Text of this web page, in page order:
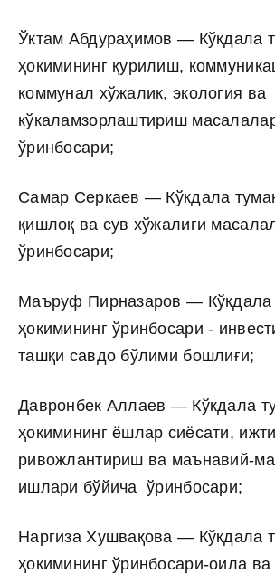
Ўктам Абдураҳимов — Кўкдала
ҳокимининг қурилиш,
коммунал хўжалик, экология ва
кўкаламзорлаштириш
ўринбосари;
Самар Серкаев — Кўкдала
қишлоқ ва сув хўжалиги
ўринбосари;
Маъруф Пирназаров — Кўкдала
ҳокимининг ўринбосари -
ташқи савдо бўлими бошлиғи;
Давронбек Аллаев — Кўкдала
ҳокимининг ёшлар сиёсати,
ривожлантириш ва маънавий-
ишлари бўйича ўринбосари;
Наргиза Хушвақова — Кўкдала
ҳокимининг ўринбосари-оила ва